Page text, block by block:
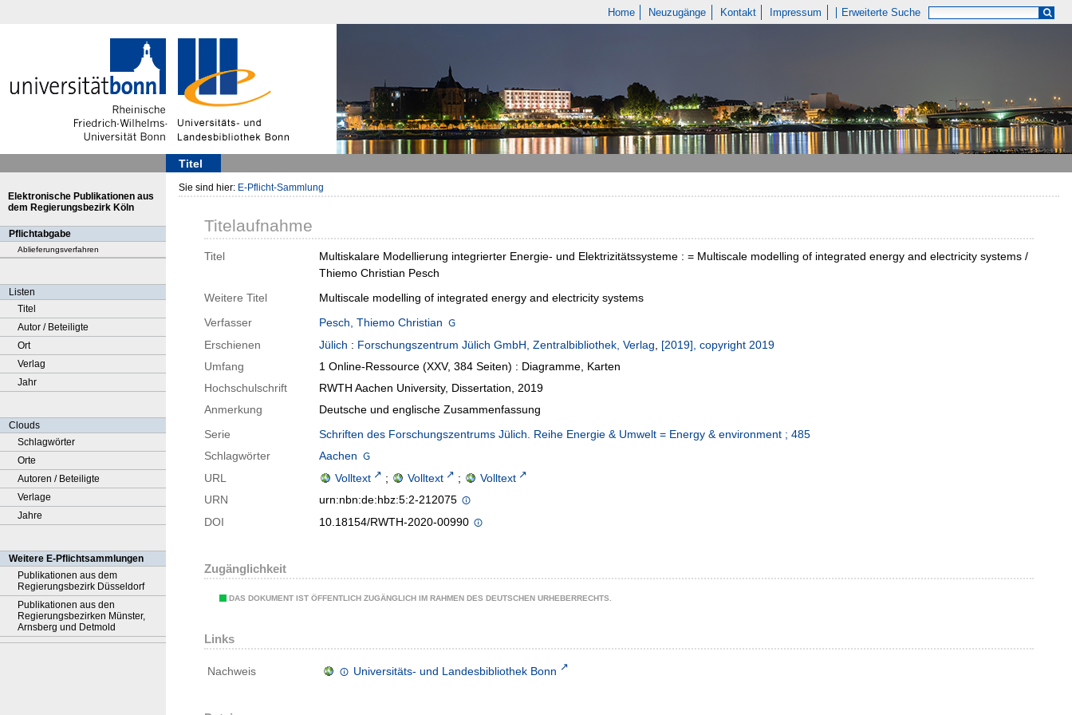
Home Neuzugänge Kontakt Impressum Erweiterte Suche
Titel
Elektronische Publikationen aus
dem Regierungsbezirk Köln
Pflichtabgabe
Ablieferungsverfahren
Listen
Titel
Autor / Beteiligte
Ort
Verlag
Jahr
Clouds
Schlagwörter
Orte
Autoren / Beteiligte
Verlage
Jahre
Weitere E-Pflichtsammlungen
Publikationen aus dem
Regierungsbezirk Düsseldorf
Publikationen aus den
Regierungsbezirken Münster,
Arnsberg und Detmold
Sie sind hier: E-Pflicht-Sammlung
Titelaufnahme
Titel
Multiskalare Modellierung integrierter Energie- und Elektrizitätssysteme : = Multiscale modelling of integrated energy and electricity systems /
Thiemo Christian Pesch
Weitere Titel
Multiscale modelling of integrated energy and electricity systems
Verfasser
Pesch, Thiemo Christian
Erschienen
Jülich : Forschungszentrum Jülich GmbH, Zentralbibliothek, Verlag, [2019], copyright 2019
Umfang
1 Online-Ressource (XXV, 384 Seiten) : Diagramme, Karten
Hochschulschrift
RWTH Aachen University, Dissertation, 2019
Anmerkung
Deutsche und englische Zusammenfassung
Serie
Schriften des Forschungszentrums Jülich. Reihe Energie & Umwelt = Energy & environment ; 485
Schlagwörter
Aachen
URL
Volltext ; Volltext ;
Volltext
URN
urn:nbn:de:hbz:5:2-212075
DOI
10.18154/RWTH-2020-00990
Zugänglichkeit
DAS DOKUMENT IST ÖFFENTLICH ZUGÄNGLICH IM RAHMEN DES DEUTSCHEN URHEBERRECHTS.
Links
Nachweis Universitäts- und Landesbibliothek Bonn